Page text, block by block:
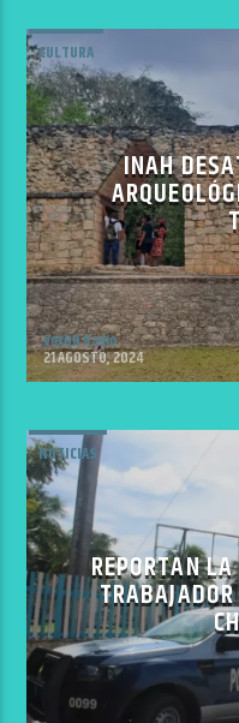
CULTURA
INAH
VoxQR Radio
21 AGOSTO, 2024
NOTICIAS
REPORTAN